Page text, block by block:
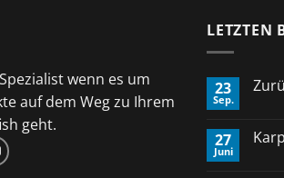
wenn es um
auf dem Weg zu Ihrem
geht.
LETZTEN
23
Sep.
Zurück
27
Juni